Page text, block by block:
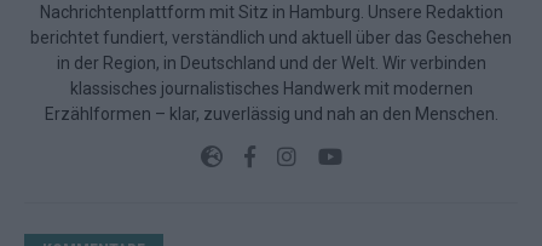
Nachrichtenplattform mit Sitz in Hamburg. Unsere Redaktion
berichtet fundiert, verständlich und aktuell über das Geschehen
in der Region, in Deutschland und der Welt. Wir verbinden
klassisches journalistisches Handwerk mit modernen
Erzählformen – klar, zuverlässig und nah an den Menschen.